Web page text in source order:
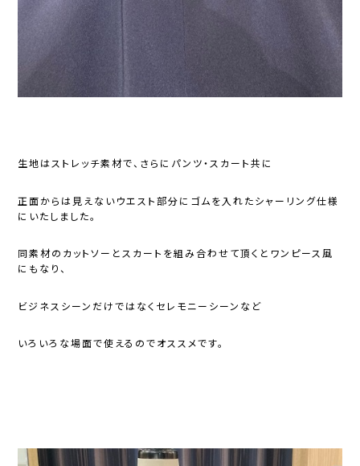
生地はストレッチ素材で、さらにパンツ・スカート共に
正面からは見えないウエスト部分にゴムを入れたシャーリング仕様
にいたしました。
同素材のカットソーとスカートを組み合わせて頂くとワンピース風
にもなり、
ビジネスシーンだけではなくセレモニーシーンなど
いろいろな場面で使えるのでオススメです。